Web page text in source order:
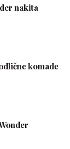
nakita
komade